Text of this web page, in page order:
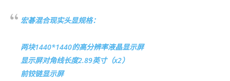
宏碁混合现实头显规格：
两块1440*1440的高分辨率液晶显示屏
显示屏对角线长度2.89英寸（x2）
前铰链显示屏